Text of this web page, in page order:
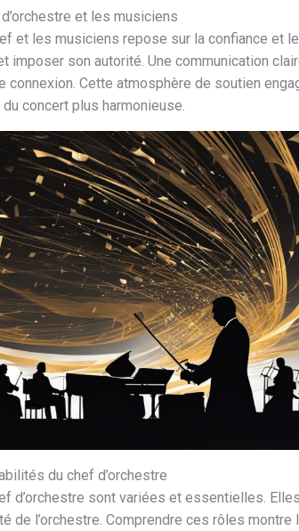
et les musiciens
et les musiciens repose sur la confiance et
imposer son autorité. Une communication
connexion. Cette atmosphère de soutien
concert plus harmonieuse.
du chef d’orchestre
d’orchestre sont variées et essentielles.
de l’orchestre. Comprendre ces rôles montre